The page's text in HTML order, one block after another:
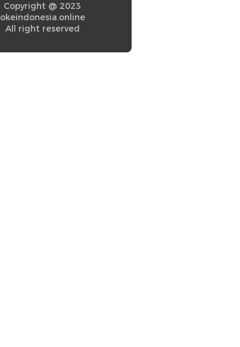
Copyright @ 2023
okeindonesia.online
All right reserved